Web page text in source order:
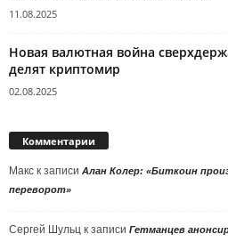
11.08.2025
Новая валютная война
делят криптомир
02.08.2025
Комментарии
Макс к записи Алан Колер: «Биткоин
переворот»
Сергей Шульц к записи Гетманцев